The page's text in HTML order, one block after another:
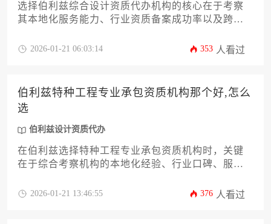
选择伯利兹综合设计资质代办机构的核心在于考察
其本地化服务能力、行业资质备案成功率以及跨境
设局备案资质、本地律师团队协作资源，并能针对
2026-01-21 06:03:14 353 人看过
伯利兹特种工程专业承包资质机构那个好,怎么
选
伯利兹设计资质代办
在伯利兹选择特种工程专业承包资质机构时，关键
在于综合考察机构的本地化经验、行业口碑、服务
覆盖范围、合同条款专业度、后续支持能力等核心
2026-01-21 13:46:55 376 人看过